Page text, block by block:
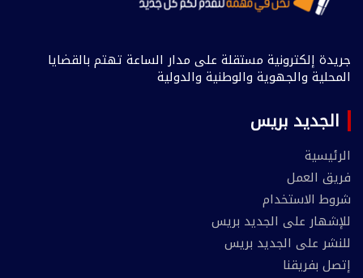
جريدة إلكترونية مستقلة على مدار الساعة تهتم بالقضايا
المحلية والجهوية والوطنية والدولية
الجديد بريس
الرئيسية
فريق العمل
شروط الاستخدام
للإشهار على الجديد بريس
للنشر على الجديد بريس
إتصل بفريقنا